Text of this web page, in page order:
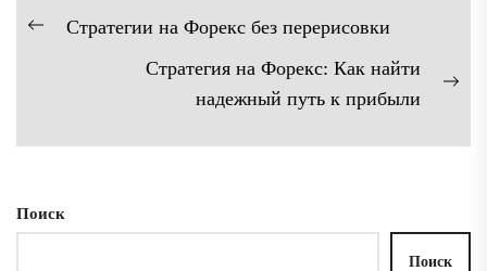
Навигация
Предыдущая
Стратегии на Форекс без перерисовки
Стратегия на Форекс: Как найти
надежный путь к прибыли
Поиск
Поиск